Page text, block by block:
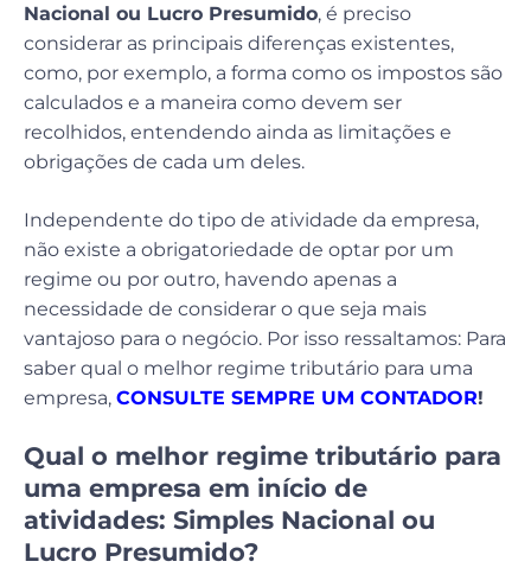
Nacional ou Lucro Presumido, é preciso
considerar as principais diferenças existentes,
como, por exemplo, a forma como os impostos são
calculados e a maneira como devem ser
recolhidos, entendendo ainda as limitações e
obrigações de cada um deles.
Independente do tipo de atividade da empresa,
não existe a obrigatoriedade de optar por um
regime ou por outro, havendo apenas a
necessidade de considerar o que seja mais
vantajoso para o negócio. Por isso ressaltamos: Para
saber qual o melhor regime tributário para uma
empresa, CONSULTE SEMPRE UM CONTADOR!
Qual o melhor regime tributário para
uma empresa em início de
atividades: Simples Nacional ou
Lucro Presumido?